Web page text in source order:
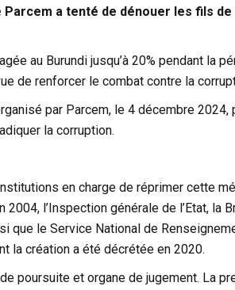
Parcem a tenté de dénouer les fils
au Burundi jusqu’à 20% pendant la
de renforcer le combat contre la
par Parcem, le 4 décembre 2024,
la corruption.
en charge de réprimer cette
l’Inspection générale de l’Etat, la
que le Service National de
la création a été décrétée en 2020.
poursuite et organe de jugement. La